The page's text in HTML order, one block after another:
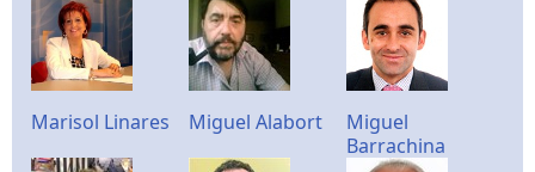
Marisol Linares Miguel Alabort
Miguel
Barrachina